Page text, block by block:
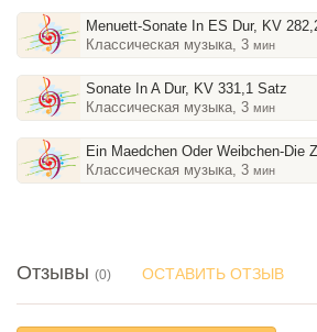
Menuett-Sonate In ES Dur, KV
Классическая музыка, 3мин
Sonate In A Dur, KV 331,1 Satz
Классическая музыка, 3мин
Ein Maedchen Oder Weibchen-Die
Классическая музыка, 3мин
Отзывы (0) ОСТАВИТЬ ОТЗЫВ